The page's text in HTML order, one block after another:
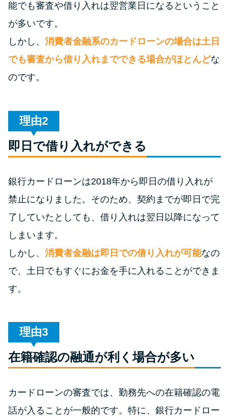
の理由
無利息期間を利用して利息0円で
お金を借りる3つのポイント
その他コラム
今月の家賃払えない…2ヵ月目に
は解決しないと危険な理由と対
家賃払えないが強制退去は避け
たい…市役所に相談より賢い方
街金とは？絶対審査通る？借金
に悩む人へ街金をおすすめしな
学生がお金を借りる方法があ
能でも審査や借り入れは翌営業日になるということ
が多いです。
しかし、 消費者金融系のカードローンの場合は土日
でも審査から借り入れまでできる場合がほとんどな
のです。
理由
即日で借り入れができる
銀行カードローンは2018年から即日の借り入れが
禁止になりました。そのため、契約までが即日で完
了していたとしても、借り入れは翌日以降になって
しまいます。
しかし、 消費者金融は即日での借り入れが可能なの
で、土日でもすぐにお金を手に入れることができま
す。
理由
在籍確認の融通が利く場合が多い
カードローンの審査では、勤務先への在籍確認の電
話が入ることが一般的です。特に、銀行カードロー